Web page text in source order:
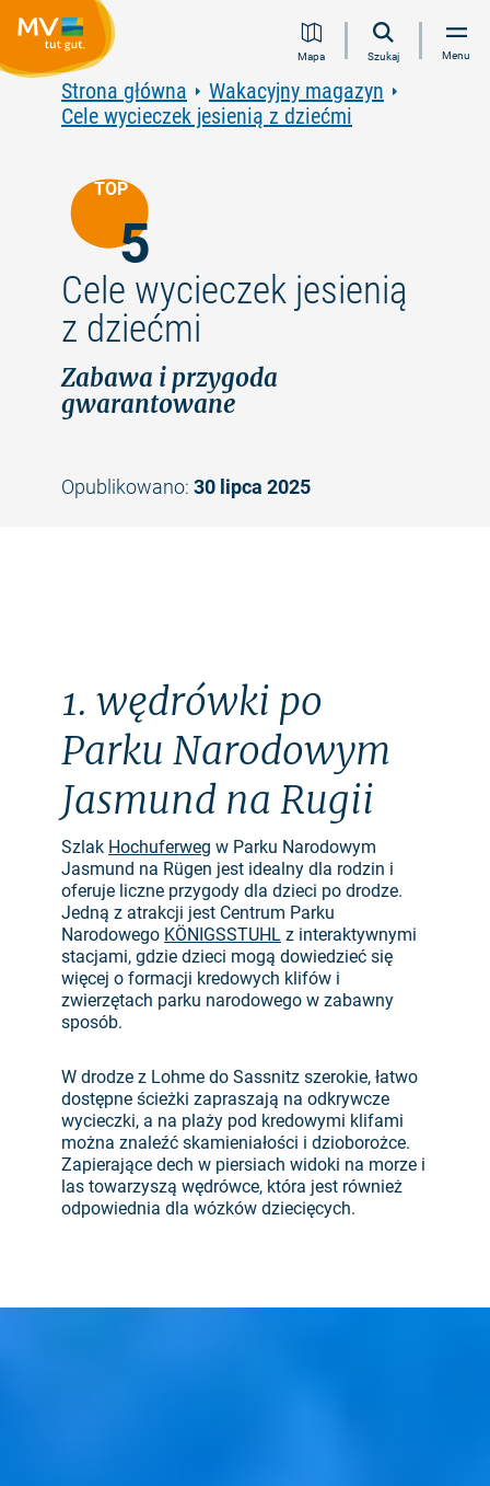
Przejdź
treści
Przejdź
nawigacji
Przejdź
wyszukiwania
pełnotekstowego
Przejdź
stopki
Mapa Szukaj Menu
Strona główna
Wakacyjny magazyn
Cele wycieczek jesienią z dziećmi
TOP
5
Cele wycieczek jesienią
z dziećmi
Zabawa i przygoda
gwarantowane
Opublikowano: 30 lipca 2025
1. wędrówki po
Parku Narodowym
Jasmund na Rugii
Szlak Hochuferweg w Parku Narodowym
Jasmund na Rügen jest idealny dla rodzin i
oferuje liczne przygody dla dzieci po drodze.
Jedną z atrakcji jest Centrum Parku
Narodowego KÖNIGSSTUHL z interaktywnymi
stacjami, gdzie dzieci mogą dowiedzieć się
więcej o formacji kredowych klifów i
zwierzętach parku narodowego w zabawny
sposób.
W drodze z Lohme do Sassnitz szerokie, łatwo
dostępne ścieżki zapraszają na odkrywcze
wycieczki, a na plaży pod kredowymi klifami
można znaleźć skamieniałości i dzioborożce.
Zapierające dech w piersiach widoki na morze i
las towarzyszą wędrówce, która jest również
odpowiednia dla wózków dziecięcych.